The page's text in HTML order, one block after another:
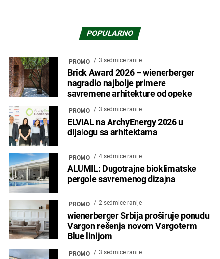
POPULARNO
PROMO 3 sedmice ranije
Brick Award 2026 – wienerberger
nagradio najbolje primere
savremene arhitekture od opeke
PROMO 3 sedmice ranije
ELVIAL na ArchyEnergy 2026 u
dijalogu sa arhitektama
PROMO 4 sedmice ranije
ALUMIL: Dugotrajne bioklimatske
pergole savremenog dizajna
PROMO 2 sedmice ranije
wienerberger Srbija proširuje ponudu
Vargon rešenja novom Vargoterm
Blue linijom
PROMO 3 sedmice ranije